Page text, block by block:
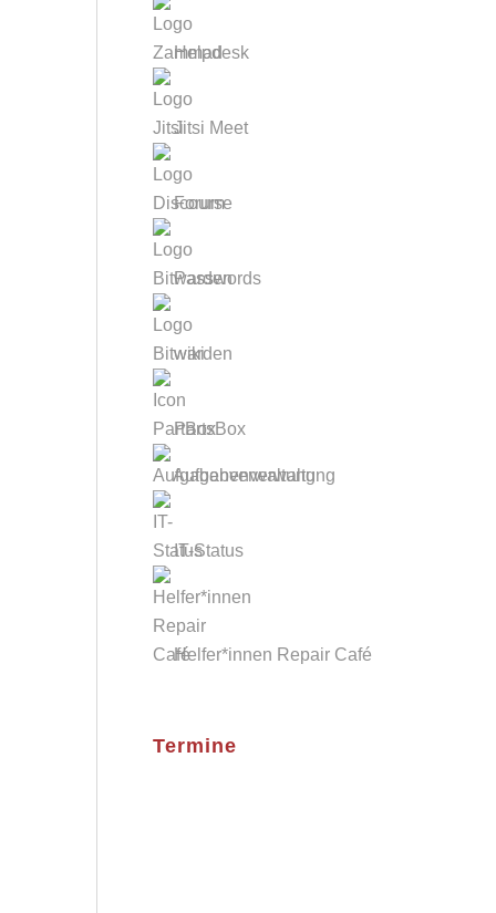
Helpdesk
Jitsi Meet
Forum
Passwords
wiki
PartsBox
Aufgabenverwaltung
IT-Status
Helfer*innen Repair Café
Termine